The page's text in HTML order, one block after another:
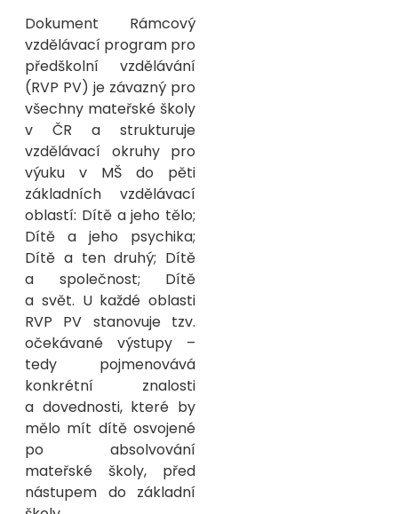
Dokument Rámcový
vzdělávací program pro
předškolní vzdělávání
(RVP PV) je závazný pro
všechny mateřské školy
v ČR a strukturuje
vzdělávací okruhy pro
výuku v MŠ do pěti
základních vzdělávací
oblastí: Dítě a jeho tělo;
Dítě a jeho psychika;
Dítě a ten druhý; Dítě
a společnost; Dítě
a svět. U každé oblasti
RVP PV stanovuje tzv.
očekávané výstupy –
tedy pojmenovává
konkrétní znalosti
a dovednosti, které by
mělo mít dítě osvojené
po absolvování
mateřské školy, před
nástupem do základní